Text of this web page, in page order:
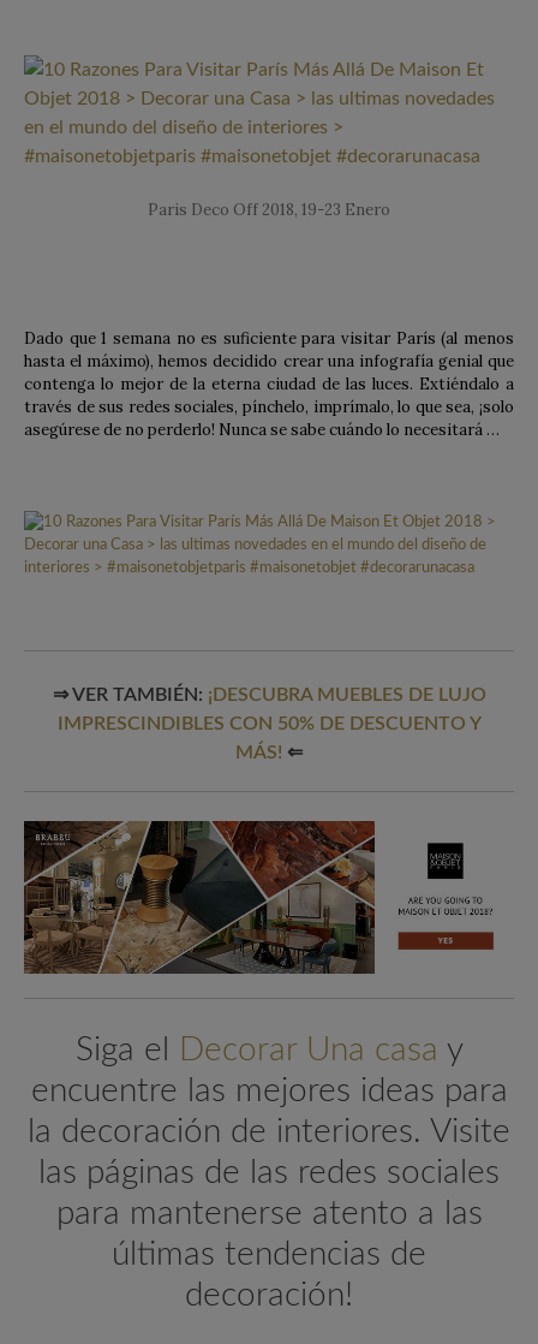
Paris Deco Off 2018, 19-23 Enero
Dado que 1 semana no es suficiente para visitar París (al menos
hasta el máximo), hemos decidido crear una infografía genial que
contenga lo mejor de la eterna ciudad de las luces. Extiéndalo a
través de sus redes sociales, pínchelo, imprímalo, lo que sea, ¡solo
asegúrese de no perderlo! Nunca se sabe cuándo lo necesitará …
⇒ VER TAMBIÉN: ¡DESCUBRA MUEBLES DE LUJO
IMPRESCINDIBLES CON 50% DE DESCUENTO Y
MÁS! ⇐
Siga el Decorar Una casa y
encuentre las mejores ideas para
la decoración de interiores. Visite
las páginas de las redes sociales
para mantenerse atento a las
últimas tendencias de
decoración!